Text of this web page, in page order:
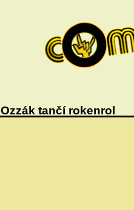
Ozzák tančí rokenrol